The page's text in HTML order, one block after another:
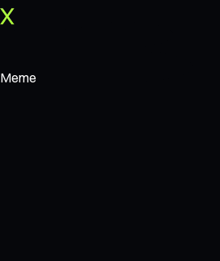
Meme